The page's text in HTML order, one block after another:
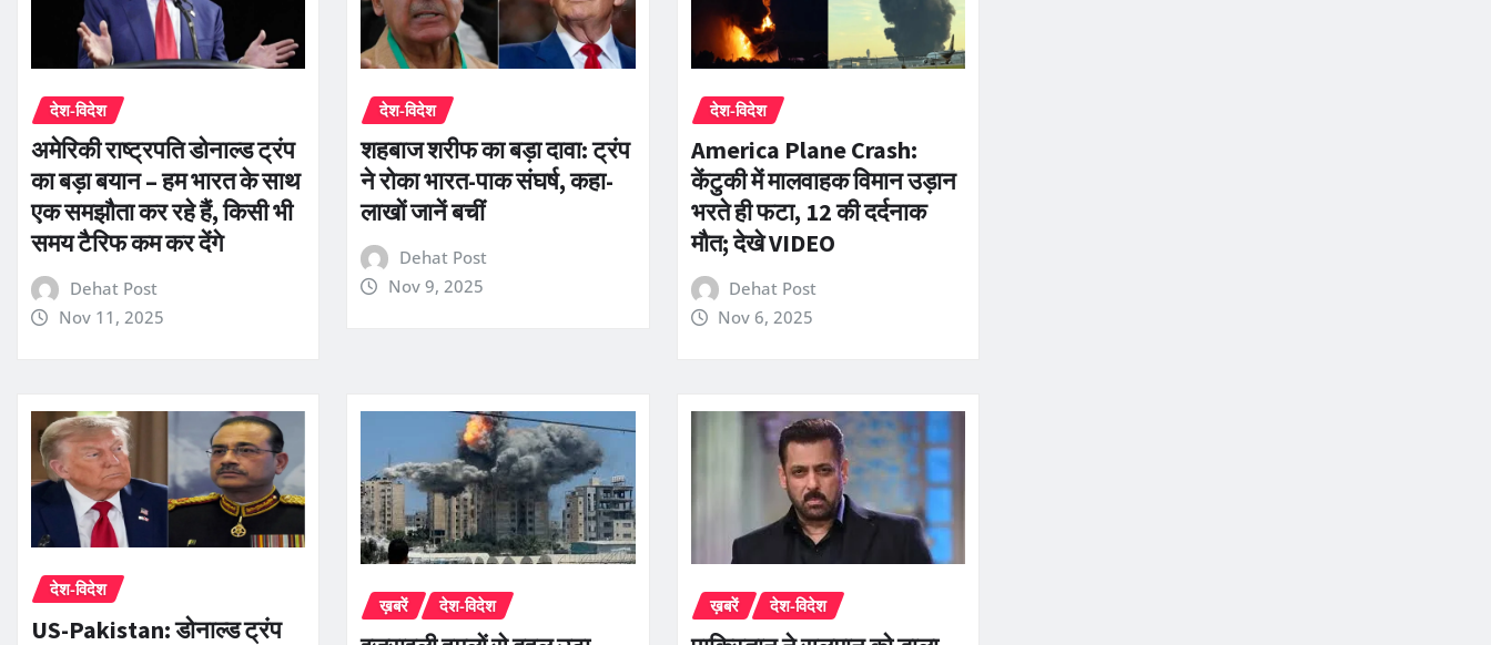
देश-विदेश
अमेरिकी राष्ट्रपति डोनाल्ड ट्रंप
का बड़ा बयान – हम भारत के साथ
एक समझौता कर रहे हैं, किसी भी
समय टैरिफ कम कर देंगे
Dehat Post
Nov 11, 2025
देश-विदेश
शहबाज शरीफ का बड़ा दावा: ट्रंप
ने रोका भारत-पाक संघर्ष, कहा-
लाखों जानें बचीं
Dehat Post
Nov 9, 2025
देश-विदेश
America Plane Crash:
केंटुकी में मालवाहक विमान उड़ान
भरते ही फटा, 12 की दर्दनाक
मौत; देखे VIDEO
Dehat Post
Nov 6, 2025
देश-विदेश
US-Pakistan: डोनाल्ड ट्रंप
ख़बरें देश-विदेश ख़बरें देश-विदेश